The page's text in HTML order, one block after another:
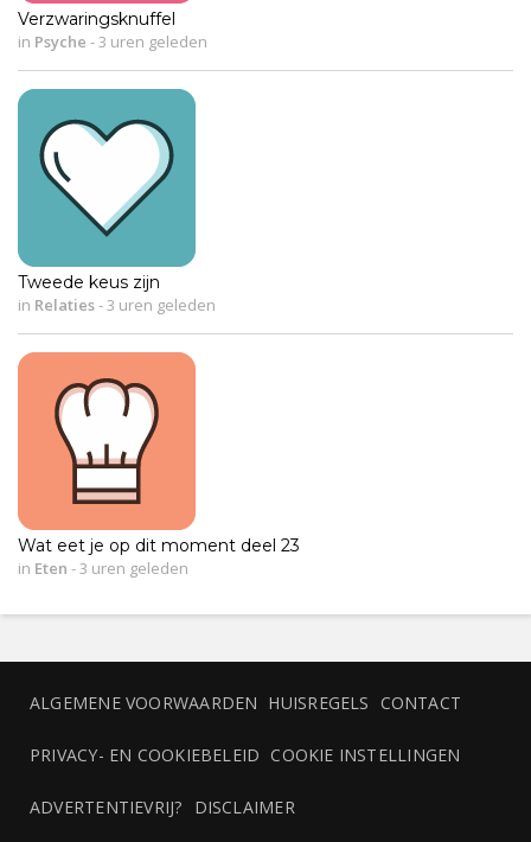
Verzwaringsknuffel
in Psyche -3 uren geleden
Tweede keus zijn
in Relaties-3 uren geleden
Wat eet je op dit moment deel 23
in Eten -3 uren geleden
ALGEMENE VOORWAARDEN HUISREGELS CONTACT
PRIVACY- EN COOKIEBELEID COOKIE INSTELLINGEN
ADVERTENTIEVRIJ? DISCLAIMER